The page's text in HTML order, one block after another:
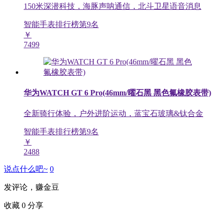
150米深潜科技，海豚声呐通信，北斗卫星语音消息
智能手表排行榜第9名
￥
7499
华为WATCH GT 6 Pro(46mm/曜石黑 黑色氟橡胶表带)
全新骑行体验，户外进阶运动，蓝宝石玻璃&钛合金
智能手表排行榜第9名
￥
2488
说点什么吧~ 0
发评论，赚金豆
收藏 0 分享